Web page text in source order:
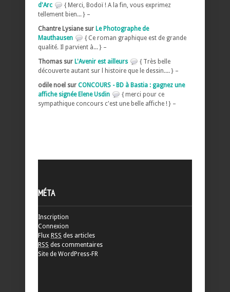
d'Arc
{ Merci, Bodoï ! A la fin, vous exprimez
tellement bien... } –
Chantre Lysiane sur Le Photographe de
Mauthausen
{ Ce roman graphique est de grande
qualité. Il parvient à... } –
Thomas sur L'Avenir est ailleurs
{ Très belle
découverte autant sur l histoire que le dessin.... } –
odile noel sur CONCOURS - BD à Bastia : gagnez une
affiche signée Elene Usdin
{ merci pour ce
sympathique concours c'est une belle affiche ! } –
MÉTA
Inscription
Connexion
Flux RSS des articles
RSS des commentaires
Site de WordPress-FR